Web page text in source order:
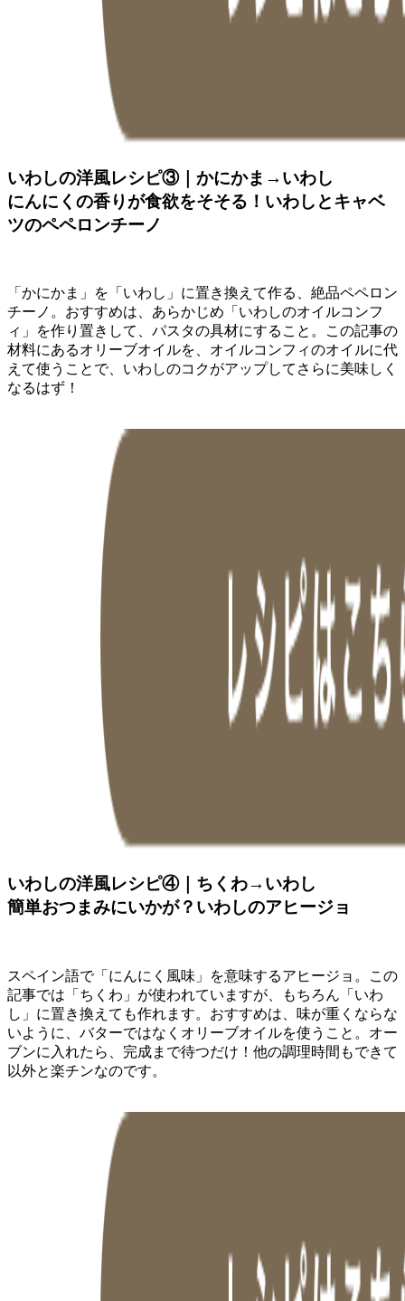
いわしの洋風レシピ③｜かにかま→いわし
にんにくの香りが食欲をそそる！いわしとキャベ
ツのペペロンチーノ
「かにかま」を「いわし」に置き換えて作る、絶品ペペロン
チーノ。おすすめは、あらかじめ「いわしのオイルコンフ
ィ」を作り置きして、パスタの具材にすること。この記事の
材料にあるオリーブオイルを、オイルコンフィのオイルに代
えて使うことで、いわしのコクがアップしてさらに美味しく
なるはず！
いわしの洋風レシピ④｜ちくわ→いわし
簡単おつまみにいかが？いわしのアヒージョ
スペイン語で「にんにく風味」を意味するアヒージョ。この
記事では「ちくわ」が使われていますが、もちろん「いわ
し」に置き換えても作れます。おすすめは、味が重くならな
いように、バターではなくオリーブオイルを使うこと。オー
ブンに入れたら、完成まで待つだけ！他の調理時間もできて
以外と楽チンなのです。